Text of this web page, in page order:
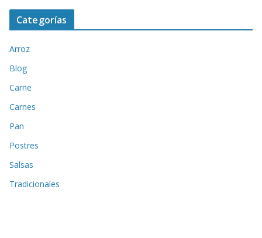
Categorías
Arroz
Blog
Carne
Carnes
Pan
Postres
Salsas
Tradicionales